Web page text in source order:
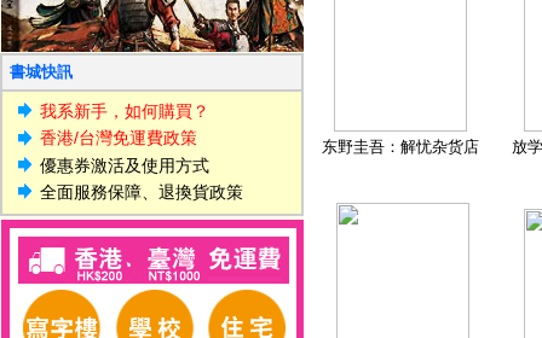
書城快訊
我系新手，如何購買？
香港/台灣免運費政策
優惠券激活及使用方式
全面服務保障、退換貨政策
东野圭吾：解忧杂货店 放